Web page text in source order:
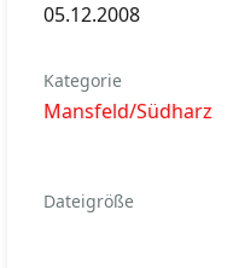
05.12.2008
Kategorie
Mansfeld/Südharz
Dateigröße